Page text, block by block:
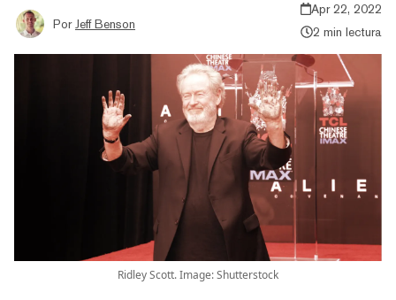
Por Jeff Benson
Apr 22, 2022
2 min lectura
Ridley Scott. Image: Shutterstock